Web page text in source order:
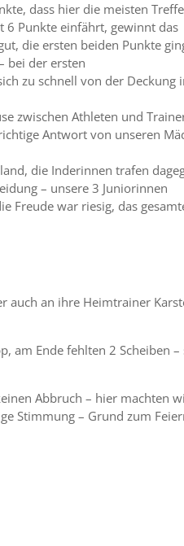
dass hier die meisten
6 Punkte einfährt, gewinnt das
die ersten beiden Punkte
bei der ersten
zu schnell von der Deckung
zwischen Athleten und
Antwort von unseren
die Inderinnen trafen
– unsere 3 Juniorinnen
Freude war riesig, das
auch an ihre Heimtrainer
am Ende fehlten 2 Scheiben –
Abbruch – hier machten
Stimmung – Grund zum